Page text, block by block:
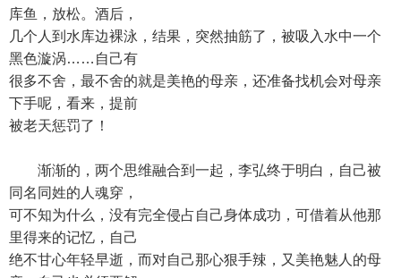
库鱼，放松。酒后，
几个人到水库边裸泳，结果，突然抽筋了，被吸入水中一个
黑色漩涡……自己有
很多不舍，最不舍的就是美艳的母亲，还准备找机会对母亲
下手呢，看来，提前
被老天惩罚了！
渐渐的，两个思维融合到一起，李弘终于明白，自己被
同名同姓的人魂穿，
可不知为什么，没有完全侵占自己身体成功，可借着从他那
里得来的记忆，自己
绝不甘心年轻早逝，而对自己那心狠手辣，又美艳魅人的母